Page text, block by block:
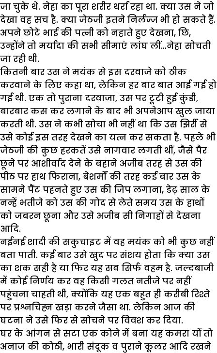
जा चुके थे. नेहा का पूरा शरीर थर्रा रहा था. क्या उस ने जो
देखा वह सच है. क्या जेठजी इतने निर्लज्ज भी हो सकते हैं.
अपने छोटे भाई की पत्नी को नहाते हुए देखना, छि,
उन्होंने तो मर्यादा की सभी सीमाएं लांघ लीं…नेहा सोचती
जा रही थी.
कितनी बार उस ने मयंक से इस दरवाजे को ठीक
करवाने के लिए कहा था, लेकिन हर बार बात आई गई हो
गई थी. एक तो पुराना दरवाजा, उस पर टूटी हुई कुंडी,
बारबार कस कर लगाने के बाद भी अपनेआप खुल जाया
करती थी. उस ने कभी सोचा भी नहीं था कि उस झिर्री से
उसे कोई इस तरह देखने का यत्न कर सकता है. पहले भी
जेठजी की कुछ हरकतें उसे नागवार लगती थीं, जैसे पैर
छूने पर आशीर्वाद देने के बहाने अजीब तरह से उस की
पीठ पर हाथ फिराना, बेशर्मों की तरह कई बार उस के
सामने पैंट पहनते हुए उस की जिप लगाना, डेढ़ साल के
नन्हें भतीजे को उस की गोद से लेते समय उस के हाथों
को जबरन छूना और उसे अजीब सी निगाहों से देखना
आदि.
नईनई शादी की सकुचाइट में वह मयंक को भी कुछ नहीं
बता पाती. कई बार उसे खुद पर संशय होता कि क्या उस
का शक सही है या फिर यह सब सिर्फ वहम है. जल्दबाजी
में कोई निर्णय कर वह किसी गलत नतीजे पर नहीं
पहुंचना चाहती थी, क्योंकि यह एक बहुत ही करीबी रिश्ते
पर प्रश्नचिह्न खड़ा करने जैसा था. लेकिन आज की
घटना ने उसे फिर से सोचने पर विवश कर दिया.
घर के आंगन से सटा एक कोने में बना यह कमरा यों तो
अनाज की कोठी, भारी संदूक व पुराने कूलर आदि रखने